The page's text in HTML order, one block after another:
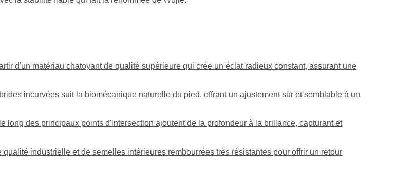
d'un matériau chatoyant de qualité supérieure qui crée un éclat radieux constant, assurant une
incurvées suit la biomécanique naturelle du pied, offrant un ajustement sûr et semblable à un
long des principaux points d'intersection ajoutent de la profondeur à la brillance, capturant et
industrielle et de semelles intérieures rembourrées très résistantes pour offrir un retour